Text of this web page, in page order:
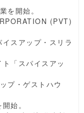
を開始。
(PVT)
スアップ・スリラ
「スパイスアッ
プ・ゲストハウ
始。